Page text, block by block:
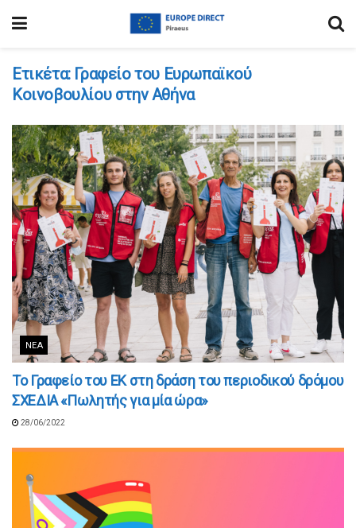
Ετικέτα: Γραφείο του Ευρωπαϊκού
Κοινοβουλίου στην Αθήνα
ΝΈΑ
Το Γραφείο του ΕΚ στη δράση του περιοδικού δρόμου
ΣΧΕΔΙΑ «Πωλητής για μία ώρα»
28/06/2022